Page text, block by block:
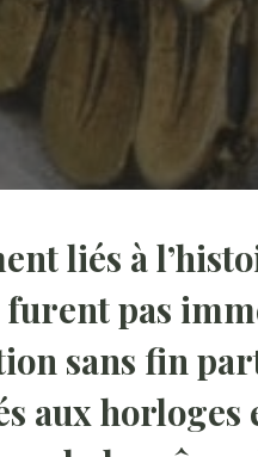
liés à
furent pas
sans fin
aux